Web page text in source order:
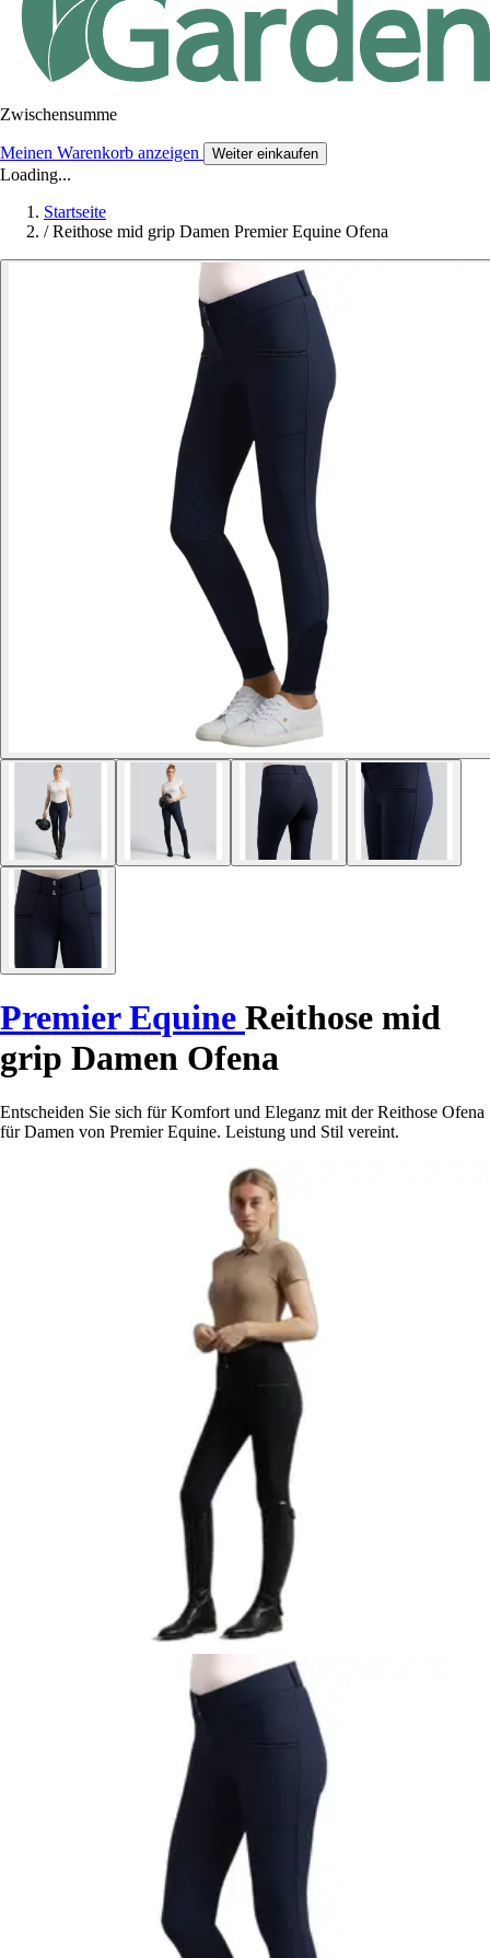
Zwischensumme
Meinen Warenkorb anzeigen Weiter einkaufen
Loading...
Startseite
/ Reithose mid grip Damen Premier Equine Ofena
Premier Equine Reithose mid
grip Damen Ofena
Entscheiden Sie sich für Komfort und Eleganz mit der Reithose Ofena
für Damen von Premier Equine. Leistung und Stil vereint.